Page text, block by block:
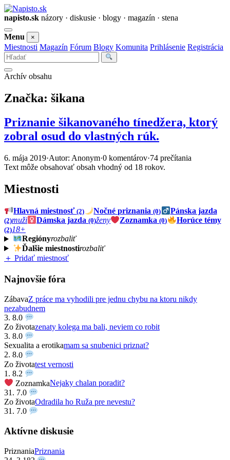
napisto.sk názory · diskusie · blogy · magazín · stena
Otvoriť
menu
Menu ×
Miestnosti Magazín Fórum Blogy Komunita Prihlásenie Registrácia
Vyhľadať
Archív obsahu
Značka: šikana
Priznanie šikanovaného tínedžera, ktorý
zobral osud do vlastných rúk.
6. mája 2019·Autor: Anonym·0 komentárov·74 prečítania
Text môže obsahovať obsah vhodný od 18 rokov.
Miestnosti
Hlavná miestnosť(2) Nočné priznania(0) Pánska jazda
(2)muži Dámska jazda(0)ženy Zoznamka(0) Horúce témy
(2)18+
Regiónyrozbaliť
Ďalšie miestnostirozbaliť
＋ Pridať miestnosť
Najnovšie fóra
ZábavaZ práce ma vyhodili pre jednu chybu na ktoru nikdy
nezabudnem
3. 8.0
Zo životazenaty kolega ma bali, neviem co robit
3. 8.0
Sexualita a erotikamam sa snubenici priznat?
2. 8.0
Zo životatest vernosti
1. 8.2
ZoznamkaNejaky chalan poradit?
31. 7.0
Zo životaOdradila ho Ruža pre nevestu?
31. 7.0
Aktívne diskusie
PriznaniaPriznania